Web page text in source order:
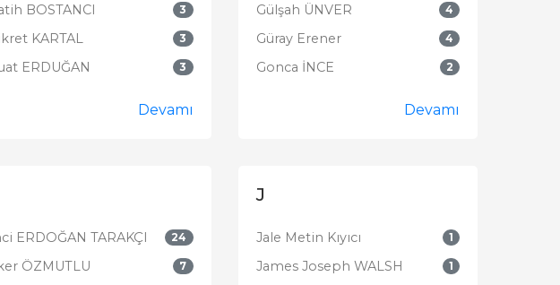
BOSTANCI 3
KARTAL 3
ERDUĞAN 3
Devamı
Gülşah ÜNVER 4
Güray Erener 4
Gonca İNCE 2
Devamı
ERDOĞAN TARAKÇI 24
ÖZMUTLU 7
J
Jale Metin Kıyıcı 1
James Joseph WALSH 1